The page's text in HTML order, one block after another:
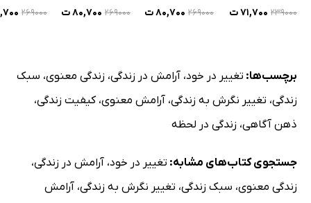
۲۳۹۰۰۰ ۷۱,۷۰۰ ت ۲۶۹۰۰۰ ۸۰,۷۰۰ ت ۲۶۹۰۰۰ ۸۰,۷۰۰ ت ۲۶۹۰۰۰
برچسب‌ها: تغییر در خود، آرامش در زندگی، زندگی معنوی، سبک
زندگی، تغییر نگرش به زندگی، آرامش معنوی،کیفیت زندگی،
ذهن آگاهی، زندگی در لحظه
جستجوی کتاب‌های مشابه: تغییر در خود، آرامش در زندگی،
زندگی معنوی، سبک زندگی، تغییر نگرش به زندگی، آرامش